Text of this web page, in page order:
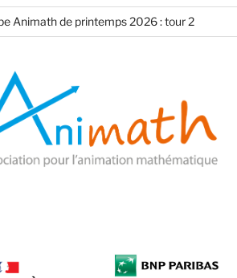
Animath de printemps 2026 : tour 2